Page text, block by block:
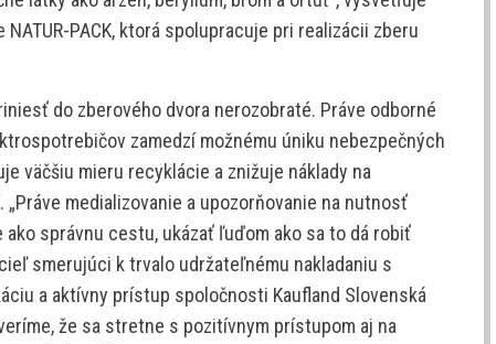
PACK, ktorá spolupracuje pri realizácii zberu
do zberového dvora nerozobraté. Práve odborné
zamedzí možnému úniku nebezpečných
väčšiu mieru recyklácie a znižuje náklady na
medializovanie a upozorňovanie na nutnosť
ako správnu cestu, ukázať ľuďom ako sa to dá robiť
smerujúci k trvalo udržateľnému nakladaniu s
a aktívny prístup spoločnosti Kaufland Slovenská
že sa stretne s pozitívnym prístupom aj na